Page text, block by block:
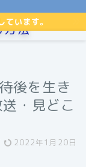
います。
方法
後を生き
・見どこ
2022年1月20日